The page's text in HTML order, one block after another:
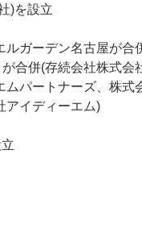
)を設立
ガーデン名古屋が合
合併(存続会社株式会
パートナーズ、株
アイディーエム)